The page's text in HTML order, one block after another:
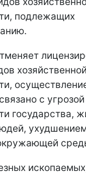
подлежащих
хозяйственной
с угрозой
государства,